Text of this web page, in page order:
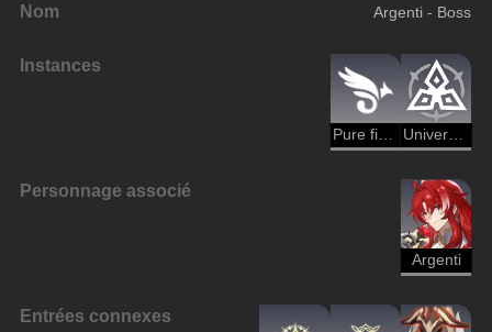
Nom Argenti - Boss
Instances
Pure fiction Univers simulé
Personnage associé
Argenti
Entrées connexes